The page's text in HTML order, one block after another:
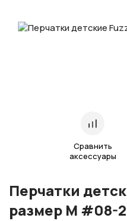
Сравнить
аксессуары
Перчатки
размер М #08-